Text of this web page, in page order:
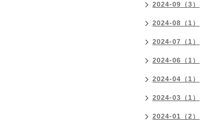
2024-09（3）
2024-08（1）
2024-07（1）
2024-06（1）
2024-04（1）
2024-03（1）
2024-01（2）